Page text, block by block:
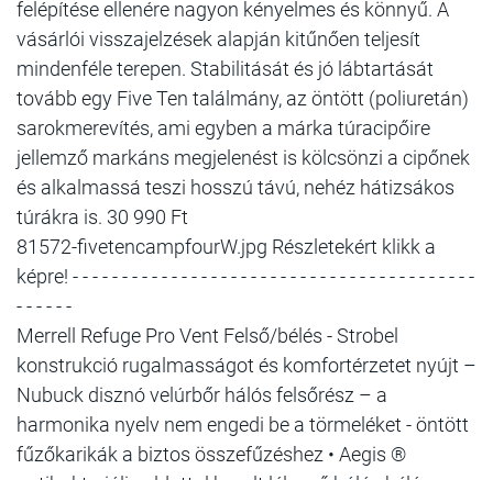
felépítése ellenére nagyon kényelmes és könnyű. A
vásárlói visszajelzések alapján kitűnően teljesít
mindenféle terepen. Stabilitását és jó lábtartását
tovább egy Five Ten találmány, az öntött (poliuretán)
sarokmerevítés, ami egyben a márka túracipőire
jellemző markáns megjelenést is kölcsönzi a cipőnek
és alkalmassá teszi hosszú távú, nehéz hátizsákos
túrákra is. 30 990 Ft
81572-fivetencampfourW.jpg Részletekért klikk a
képre! - - - - - - - - - - - - - - - - - - - - - - - - - - - - - - - - - - - - - - - - -
- - - - - -
Merrell Refuge Pro Vent Felső/bélés - Strobel
konstrukció rugalmasságot és komfortérzetet nyújt –
Nubuck disznó velúrbőr hálós felsőrész – a
harmonika nyelv nem engedi be a törmeléket - öntött
fűzőkarikák a biztos összefűzéshez • Aegis ®